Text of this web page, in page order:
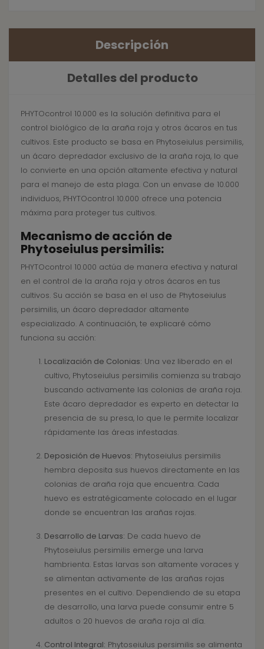
Descripción
Detalles del producto
PHYTOcontrol 10.000 es la solución definitiva para el
control biológico de la araña roja y otros ácaros en tus
cultivos. Este producto se basa en Phytoseiulus persimilis,
un ácaro depredador exclusivo de la araña roja, lo que
lo convierte en una opción altamente efectiva y natural
para el manejo de esta plaga. Con un envase de 10.000
individuos, PHYTOcontrol 10.000 ofrece una potencia
máxima para proteger tus cultivos.
Mecanismo de acción de
Phytoseiulus persimilis:
PHYTOcontrol 10.000 actúa de manera efectiva y natural
en el control de la araña roja y otros ácaros en tus
cultivos. Su acción se basa en el uso de Phytoseiulus
persimilis, un ácaro depredador altamente
especializado. A continuación, te explicaré cómo
funciona su acción:
Localización de Colonias: Una vez liberado en el
cultivo, Phytoseiulus persimilis comienza su trabajo
buscando activamente las colonias de araña roja.
Este ácaro depredador es experto en detectar la
presencia de su presa, lo que le permite localizar
rápidamente las áreas infestadas.
Deposición de Huevos: Phytoseiulus persimilis
hembra deposita sus huevos directamente en las
colonias de araña roja que encuentra. Cada
huevo es estratégicamente colocado en el lugar
donde se encuentran las arañas rojas.
Desarrollo de Larvas: De cada huevo de
Phytoseiulus persimilis emerge una larva
hambrienta. Estas larvas son altamente voraces y
se alimentan activamente de las arañas rojas
presentes en el cultivo. Dependiendo de su etapa
de desarrollo, una larva puede consumir entre 5
adultos o 20 huevos de araña roja al día.
Control Integral: Phytoseiulus persimilis se alimenta